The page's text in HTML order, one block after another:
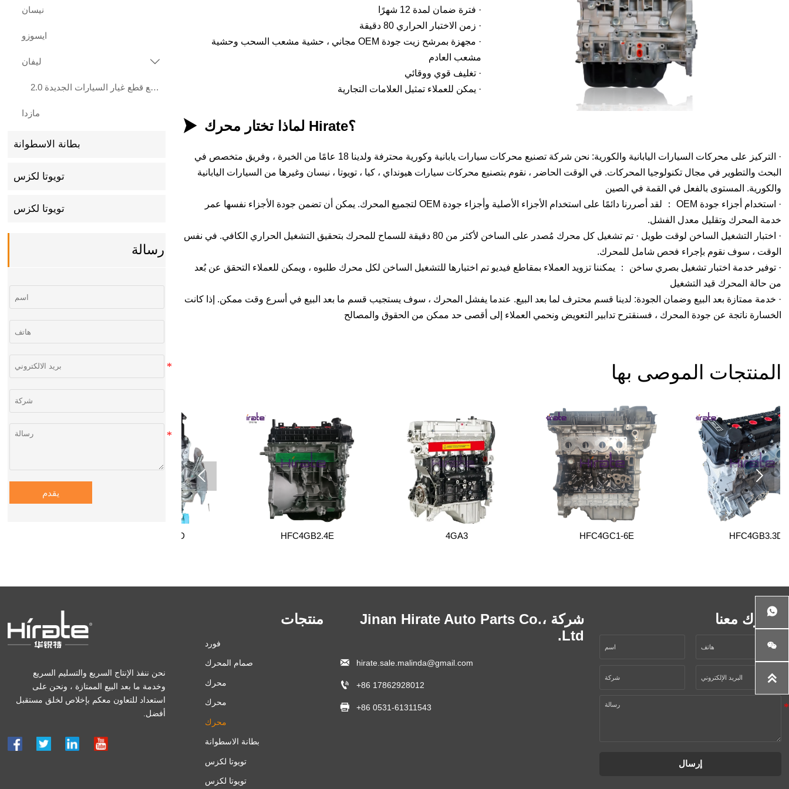
نيسان
ايسوزو
ليفان 
هيرات بيع قطع غيار السيارات الجديدة 2.0L LF483Q محرك ليفان X70 Xuanlang 2017
مازدا
بطانة الاسطوانة
تويوتا لكزس
تويوتا لكزس
رسالة
يقدم
· فترة ضمان لمدة 12 شهرًا
· زمن الاختبار الحراري 80 دقيقة
· مجهزة بمرشح زيت جودة OEM مجاني ، حشية مشعب السحب وحشية
مشعب العادم
· تغليف قوي ووقائي
· يمكن للعملاء تمثيل العلامات التجارية
 لماذا تختار محرك Hirate؟
· التركيز على محركات السيارات اليابانية والكورية: نحن شركة تصنيع محركات سيارات يابانية وكورية محترفة ولدينا 18 عامًا من الخبرة ، وفريق متخصص في
البحث والتطوير في مجال تكنولوجيا المحركات. في الوقت الحاضر ، نقوم بتصنيع محركات سيارات هيونداي ، كيا ، تويوتا ، نيسان وغيرها من السيارات اليابانية
والكورية. المستوى بالفعل في القمة في الصين
· استخدام أجزاء جودة OEM ： لقد أصررنا دائمًا على استخدام الأجزاء الأصلية وأجزاء جودة OEM لتجميع المحرك. يمكن أن تضمن جودة الأجزاء نفسها عمر
خدمة المحرك وتقليل معدل الفشل.
· اختبار التشغيل الساخن لوقت طويل · تم تشغيل كل محرك مُصدر على الساخن لأكثر من 80 دقيقة للسماح للمحرك بتحقيق التشغيل الحراري الكافي. في نفس
الوقت ، سوف نقوم بإجراء فحص شامل للمحرك.
· توفير خدمة اختبار تشغيل بصري ساخن ： يمكننا تزويد العملاء بمقاطع فيديو تم اختبارها للتشغيل الساخن لكل محرك طلبوه ، ويمكن للعملاء التحقق عن بُعد
من حالة المحرك قيد التشغيل
· خدمة ممتازة بعد البيع وضمان الجودة: لدينا قسم محترف لما بعد البيع. عندما يفشل المحرك ، سوف يستجيب قسم ما بعد البيع في أسرع وقت ممكن. إذا كانت
الخسارة ناتجة عن جودة المحرك ، فسنقترح تدابير التعويض ونحمي العملاء إلى أقصى حد ممكن من الحقوق والمصالح
المنتجات الموصى بها
HFC4GB2.4E HFC4GC1-6E HFC4GB3.3D
 
نحن ننفذ الإنتاج السريع والتسليم السريع
وخدمة ما بعد البيع الممتازة ، ونحن على
استعداد للتعاون معكم بإخلاص لخلق مستقبل
أفضل.
منتجات
فورد
صمام المحرك
محرك
محرك
محرك
بطانة الاسطوانة
تويوتا لكزس
تويوتا لكزس
شركة Jinan Hirate Auto Parts Co.،
Ltd.
 hirate.sale.malinda@gmail.com
 +86 17862928012
 +86 0531-61311543
اشترك معنا
إرسال


